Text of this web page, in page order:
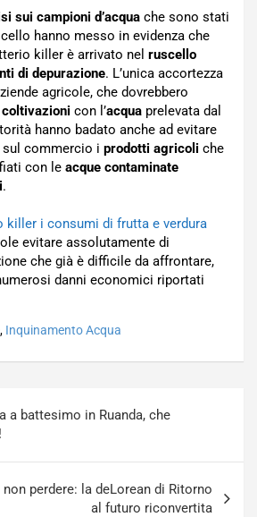
sui campioni d’acqua che sono stati
hanno messo in evidenza che
killer è arrivato nel ruscello
di depurazione. L’unica accortezza
agricole, che dovrebbero
coltivazioni con l’acqua prelevata dal
hanno badato anche ad evitare
sul commercio i prodotti agricoli che
con le acque contaminate
.
killer i consumi di frutta e verdura
evitare assolutamente di
che già è difficile da affrontare,
danni economici riportati
, Inquinamento Acqua
a battesimo in Ruanda, che
perdere: la deLorean di Ritorno
al futuro riconvertita